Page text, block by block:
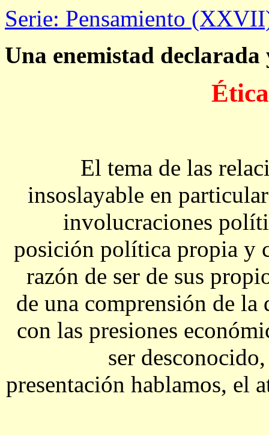
Serie: Pensamiento
Una enemistad
El tema de las
insoslayable en
involucraciones
posición política propia y
razón de ser de sus
de una comprensión de
con las presiones
ser
presentación hablamos, el